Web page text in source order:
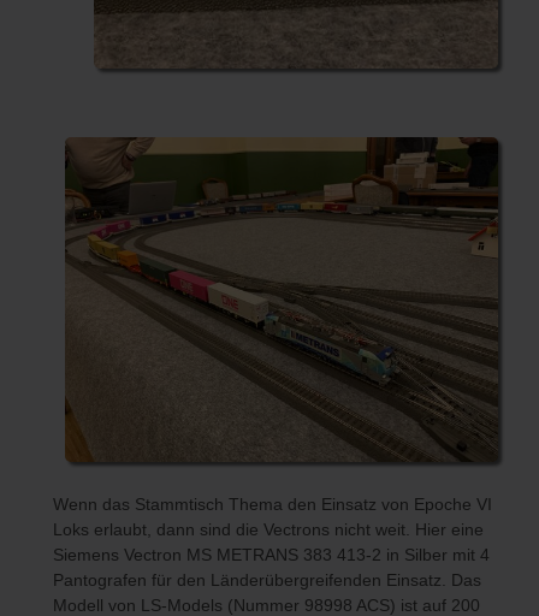
Wenn das Stammtisch Thema den Einsatz von Epoche VI
Loks erlaubt, dann sind die Vectrons nicht weit. Hier eine
Siemens Vectron MS METRANS 383 413-2 in Silber mit 4
Pantografen für den Länderübergreifenden Einsatz. Das
Modell von LS-Models (Nummer 98998 ACS) ist auf 200